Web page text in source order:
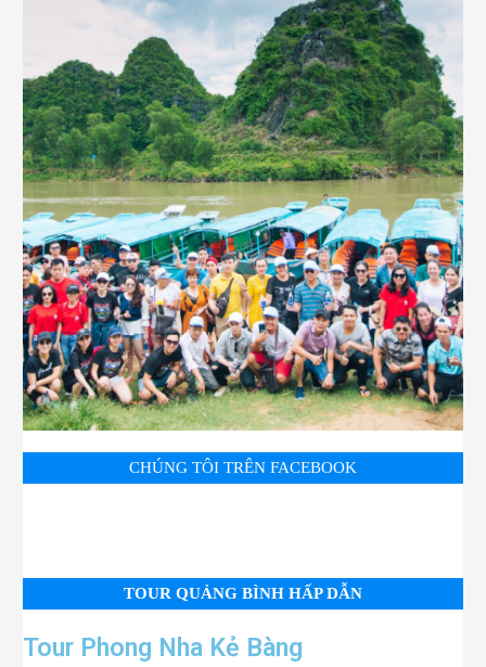
CHÚNG TÔI TRÊN FACEBOOK
TOUR QUẢNG BÌNH HẤP DẪN
Tour Phong Nha Kẻ Bàng